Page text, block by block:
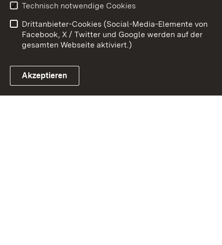
Link zum Landesportal
Barrierefreiheit
Impressum Cookies
Technisch notwendige Cookies
Drittanbieter-Cookies (Social-Media-Elemente von
Facebook, X / Twitter und Google werden auf der
gesamten Webseite aktiviert.)
Akzeptieren